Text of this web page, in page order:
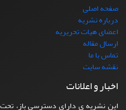
صفحه اصلی
درباره نشریه
اعضای هیات تحریریه
ارسال مقاله
تماس با ما
نقشه سایت
اخبار و اعلانات
این نشریه ی دارای دسترسی باز، تحت